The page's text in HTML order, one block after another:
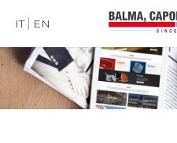
IT EN